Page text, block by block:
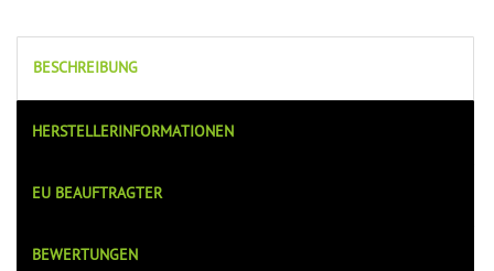
BESCHREIBUNG
HERSTELLERINFORMATIONEN
EU BEAUFTRAGTER
BEWERTUNGEN